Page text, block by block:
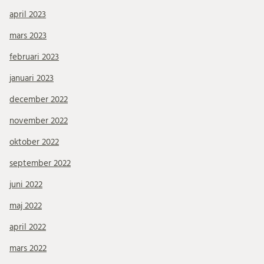
april 2023
mars 2023
februari 2023
januari 2023
december 2022
november 2022
oktober 2022
september 2022
juni 2022
maj 2022
april 2022
mars 2022